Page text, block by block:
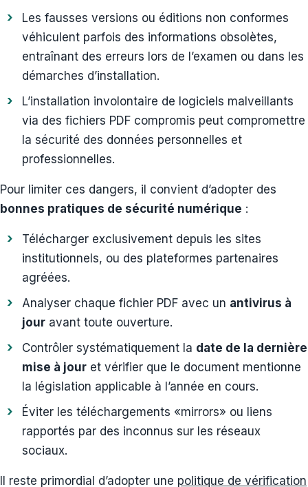
Les fausses versions ou éditions non conformes
véhiculent parfois des informations obsolètes,
entraînant des erreurs lors de l’examen ou dans les
démarches d’installation.
L’installation involontaire de logiciels malveillants
via des fichiers PDF compromis peut compromettre
la sécurité des données personnelles et
professionnelles.
Pour limiter ces dangers, il convient d’adopter des
bonnes pratiques de sécurité numérique :
Télécharger exclusivement depuis les sites
institutionnels, ou des plateformes partenaires
agréées.
Analyser chaque fichier PDF avec un antivirus à
jour avant toute ouverture.
Contrôler systématiquement la date de la dernière
mise à jour et vérifier que le document mentionne
la législation applicable à l’année en cours.
Éviter les téléchargements «mirrors» ou liens
rapportés par des inconnus sur les réseaux
sociaux.
Il reste primordial d’adopter une politique de vérification